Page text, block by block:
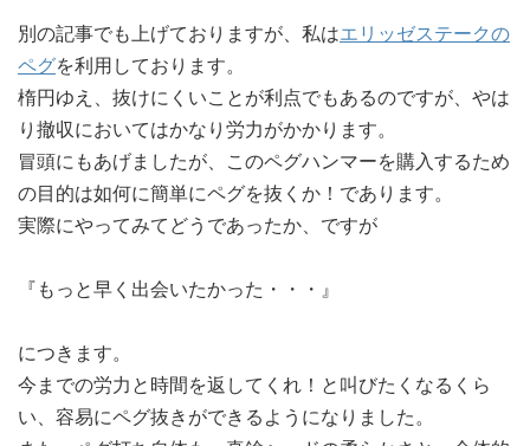
別の記事でも上げておりますが、私はエリッゼステークの
ペグを利用しております。
楕円ゆえ、抜けにくいことが利点でもあるのですが、やは
り撤収においてはかなり労力がかかります。
冒頭にもあげましたが、このペグハンマーを購入するため
の目的は如何に簡単にペグを抜くか！であります。
実際にやってみてどうであったか、ですが
『もっと早く出会いたかった・・・』
につきます。
今までの労力と時間を返してくれ！と叫びたくなるくら
い、容易にペグ抜きができるようになりました。